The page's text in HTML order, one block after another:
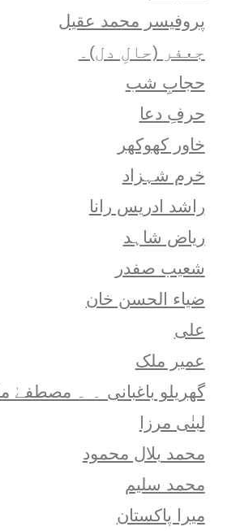
پروفیسر محمد عقیل
جعفر (حالِ دل)۔
حجابِ شب
حرفِ دعا
خاور کھوکھر
خرم شہزاد
راشد ادریس رانا
ریاض شاہد
شعيب صفدر
ضیاء الحسن خان
علی
عمیر ملک
گھریلو باغبانی ۔ ۔ مصطفےٰ
لبنٰی مرزا
محمد بلال محمود
محمد سلیم
میرا پاکستان